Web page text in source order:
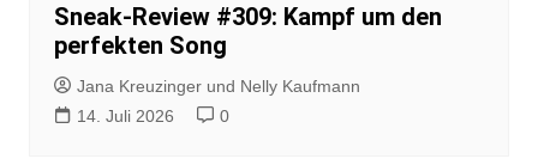
Sneak-Review #309: Kampf um den
perfekten Song
Jana Kreuzinger und Nelly Kaufmann
14. Juli 2026
0